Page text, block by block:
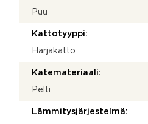
Puu
Kattotyyppi:
Harjakatto
Katemateriaali:
Pelti
Lämmitysjärjestelmä: